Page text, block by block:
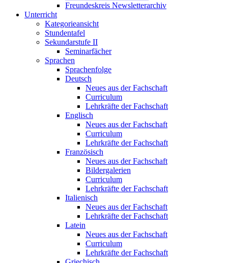
Freundeskreis Newsletterarchiv
Unterricht
Kategorieansicht
Stundentafel
Sekundarstufe II
Seminarfächer
Sprachen
Sprachenfolge
Deutsch
Neues aus der Fachschaft
Curriculum
Lehrkräfte der Fachschaft
Englisch
Neues aus der Fachschaft
Curriculum
Lehrkräfte der Fachschaft
Französisch
Neues aus der Fachschaft
Bildergalerien
Curriculum
Lehrkräfte der Fachschaft
Italienisch
Neues aus der Fachschaft
Lehrkräfte der Fachschaft
Latein
Neues aus der Fachschaft
Curriculum
Lehrkräfte der Fachschaft